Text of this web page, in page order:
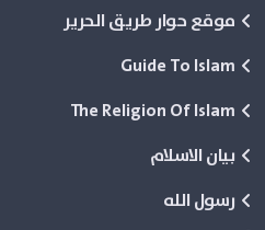
موقع حوار طريق الحرير
Guide To Islam
The Religion Of Islam
بيان الاسلام
رسول الله